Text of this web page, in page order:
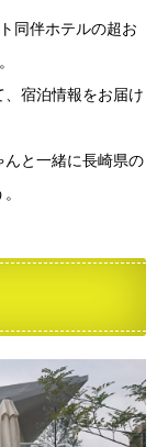
同伴ホテルの超お
宿泊情報をお届け
んと一緒に長崎県の